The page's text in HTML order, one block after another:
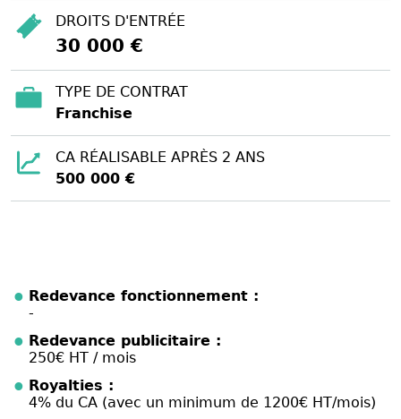
DROITS D'ENTRÉE
30 000 €
TYPE DE CONTRAT
Franchise
CA RÉALISABLE APRÈS 2 ANS
500 000 €
Redevance fonctionnement :
-
Redevance publicitaire :
250€ HT / mois
Royalties :
4% du CA (avec un minimum de 1200€ HT/mois)